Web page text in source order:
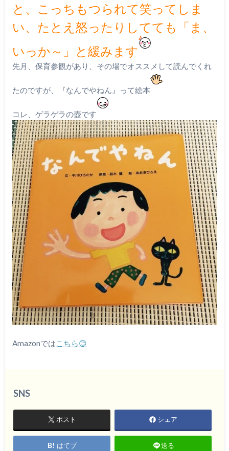
と、こっちもつられて笑ってしま
い、たとえ怒ったりしてても「ま、
いっか～」と緩みます
先月、保育参観があり、その場でオススメして読んでくれ
たのですが、『なんでやねん』って絵本
コレ、ゲラゲラの壺です
Amazonではこちら😊
SNS
ポスト シェア
はてブ 送る